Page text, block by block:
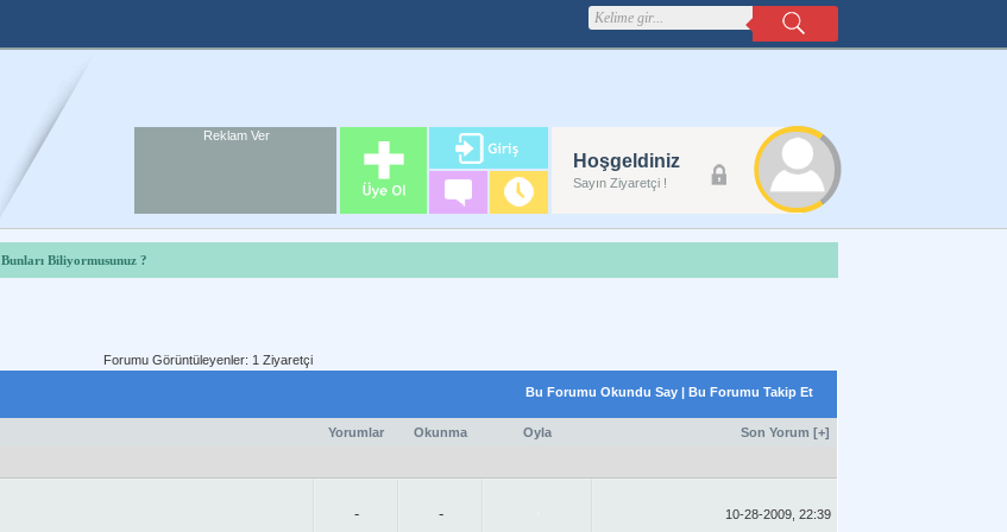
Hoşgeldiniz
Sayın Ziyaretçi !
Reklam Ver
Forum
Reklam Alanı
Bunları Biliyormusunuz ?
Forumu Görüntüleyenler: 1 Ziyaretçi
Bu Forumu Okundu Say | Bu Forumu Takip Et
Yorumlar Okunma Oyla Son Yorum [+]
- - 10-28-2009, 22:39